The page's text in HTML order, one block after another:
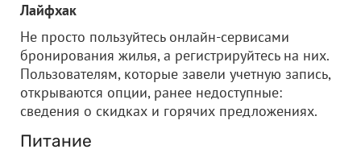
Лайфхак
Не просто пользуйтесь онлайн-сервисами
бронирования жилья, а регистрируйтесь на них.
Пользователям, которые завели учетную запись,
открываются опции, ранее недоступные:
сведения о скидках и горячих предложениях.
Питание